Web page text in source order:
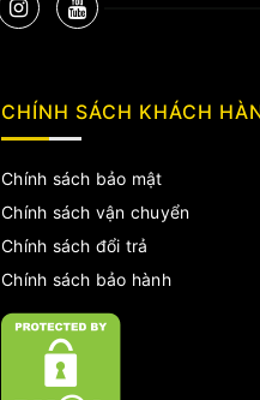
CHÍNH SÁCH KHÁCH
Chính sách bảo mật
Chính sách vận chuyển
Chính sách đổi trả
Chính sách bảo hành